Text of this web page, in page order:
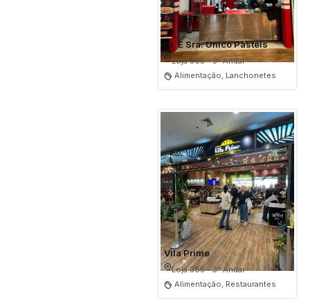
Sr. E Sra. Único Pasteis
Loja 365 - 3º Andar
Alimentação, Lanchonetes
Vila Prime
Loja 385 - 3º Andar
Alimentação, Restaurantes